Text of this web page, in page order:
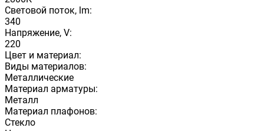
Световой поток, lm:
340
Напряжение, V:
220
Цвет и материал:
Виды материалов:
Металлические
Материал арматуры:
Металл
Материал плафонов:
Стекло